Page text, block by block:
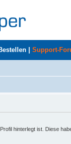
Support-
hinterlegt ist. Diese